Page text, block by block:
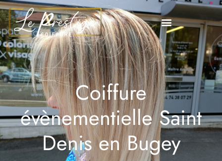
Coiffure
évènementielle Saint
Denis en Bugey